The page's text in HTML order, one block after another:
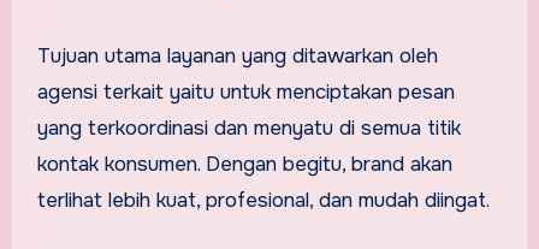
Tujuan utama layanan yang ditawarkan oleh
agensi terkait yaitu untuk menciptakan pesan
yang terkoordinasi dan menyatu di semua titik
kontak konsumen. Dengan begitu, brand akan
terlihat lebih kuat, profesional, dan mudah diingat.